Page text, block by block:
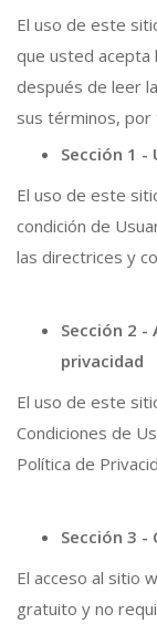
El uso de este
que usted acepta
después de leer
sus términos, por
Sección 1 -
El uso de este
condición de
las directrices y
Sección 2
privacidad
El uso de este
Condiciones de
Política de
Sección 3 -
El acceso al sitio
gratuito y no